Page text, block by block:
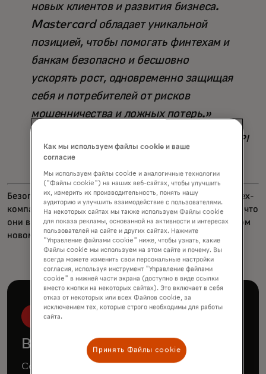
новых клиентов и развития бизнеса.
Mastercard обладает уникальной
позицией, чтобы помогать финтехам и
банкам безопасно и бесшовно
ускорять рост, одновременно защищая
себя и потребителей от рисков
мошенничества и ложных потерь.»
Jess Turner, EVP, Global Open Banking and API
Безопасное открытие цифрового счета помогает финтех-
компаниям и банкам уверенно знать, кто их клиенты и что
они владеют привязанными счетами. Подробнее об этом
новом решении Mastercardчитайте здесь.
Book a demo
Consult our team to learn how Mastercard can
Как мы используем файлы cookie и ваше
согласие
Мы используем файлы cookie и аналогичные технологии
("Файлы cookie") на наших веб-сайтах, чтобы улучшить
их, измерить их производительность, понять нашу
аудиторию и улучшить взаимодействие с пользователями.
На некоторых сайтах мы также используем Файлы cookie
для показа рекламы, основанной на активности и интересах
пользователей на сайте и других сайтах. Нажмите
"Управление файлами cookie" ниже, чтобы узнать, какие
Файлы cookie мы используем на этом сайте и почему. Вы
всегда можете изменить свои персональные настройки
согласия, используя инструмент "Управление файлами
cookie" в нижней части экрана (доступно в виде ссылки
вместо кнопки на некоторых сайтах). Это включает в себя
отказ от некоторых или всех Файлов cookie, за
исключением тех, которые строго необходимы для работы
сайта.
Принять Файлы cookie